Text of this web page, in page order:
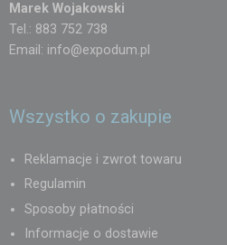
Marek Wojakowski
Tel.: 883 752 738
Email: info@expodum.pl
Wszystko o zakupie
Reklamacje i zwrot towaru
Regulamin
Sposoby płatności
Informacje o dostawie